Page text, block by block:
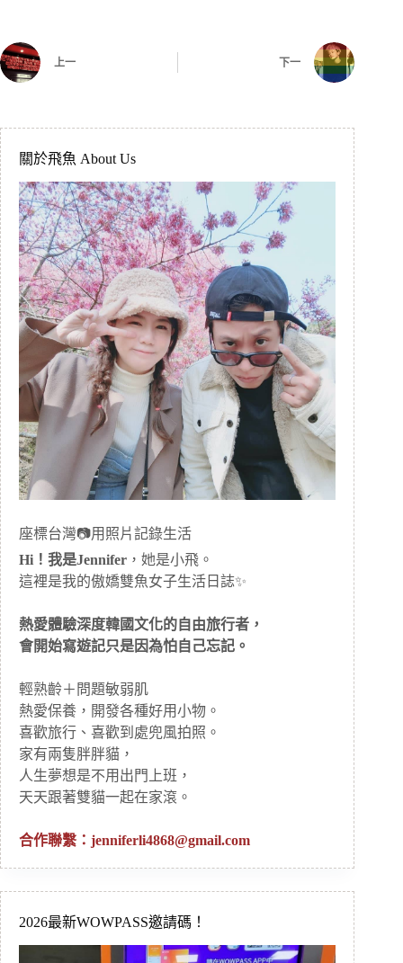
上一 下一
關於飛魚 About Us
座標台灣📷用照片記錄生活
Hi！我是Jennifer ，她是小飛。
這裡是我的傲嬌雙魚女子生活日誌✨
熱愛體驗深度韓國文化的自由旅行者，
會開始寫遊記只是因為怕自己忘記。
輕熟齡＋問題敏弱肌
熱愛保養，開發各種好用小物。
喜歡旅行、喜歡到處兜風拍照。
家有兩隻胖胖貓，
人生夢想是不用出門上班，
天天跟著雙貓一起在家滾。
合作聯繫： jenniferli4868@gmail.com
2026最新WOWPASS邀請碼！